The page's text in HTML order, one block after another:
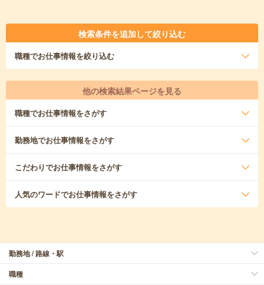
検索条件を追加して絞り込む
職種でお仕事情報を絞り込む
他の検索結果ページを見る
職種でお仕事情報をさがす
勤務地でお仕事情報をさがす
こだわりでお仕事情報をさがす
人気のワードでお仕事情報をさがす
勤務地 / 路線・駅
職種